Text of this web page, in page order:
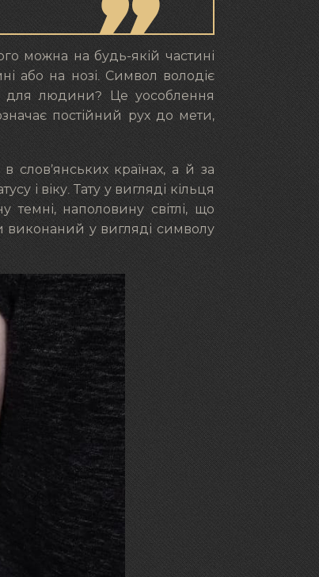
можна на будь-якій частині
або на нозі. Символ володіє
для людини? Це уособлення
постійний рух до мети,
слов’янських країнах, а й за
і віку. Тату у вигляді кільця
темні, наполовину світлі, що
виконаний у вигляді символу